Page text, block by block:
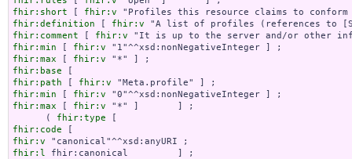
fhir:short [ fhir:v
fhir:definition [ fhir:v
fhir:comment [ fhir:v
fhir:min [ fhir:v
fhir:max [ fhir:v
fhir:base
fhir:path [ fhir:v
fhir:min [ fhir:v
fhir:max [ fhir:v "*" ]       ] ;
      (
fhir:type
fhir:code
fhir:v
fhir:l fhir:canonical         ] ;